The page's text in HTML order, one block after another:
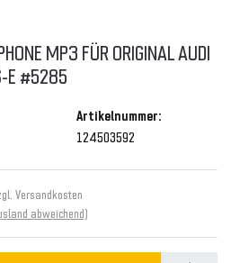
MP3 FÜR ORIGINAL AUDI
E #5285
Artikelnummer:
124503592
Versandkosten
abweichend)